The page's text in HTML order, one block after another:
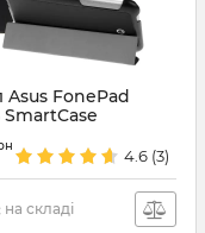
Asus FonePad
SmartCase
4.6 (3)
складі